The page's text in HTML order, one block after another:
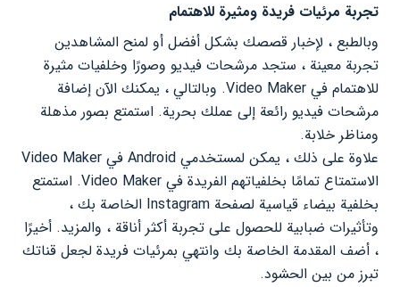
تجربة مرئيات فريدة ومثيرة للاهتمام
وبالطبع ، لإخبار قصصك بشكل أفضل أو لمنح المشاهدين
تجربة معينة ، ستجد مرشحات فيديو وصورًا وخلفيات مثيرة
للاهتمام في Video Maker. وبالتالي ، يمكنك الآن إضافة
مرشحات فيديو رائعة إلى عملك بحرية. استمتع بصور مذهلة
ومناظر خلابة.
علاوة على ذلك ، يمكن لمستخدمي Android في Video Maker
الاستمتاع تمامًا بخلفياتهم الفريدة في Video Maker. استمتع
بخلفية بيضاء قياسية لصفحة Instagram الخاصة بك ،
وتأثيرات ضبابية للحصول على تجربة أكثر أناقة ، والمزيد. أخيرًا
، أضف المقدمة الخاصة بك وانتهي بمرئيات فريدة لجعل قناتك
تبرز من بين الحشود.